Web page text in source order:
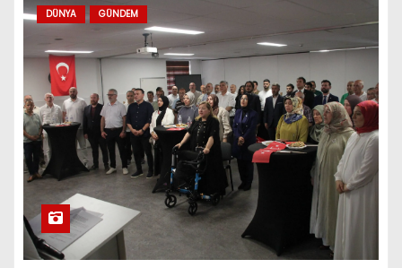
DÜNYA GÜNDEM